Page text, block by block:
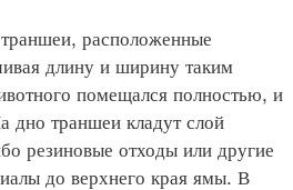
расположенные
длину и ширину таким
помещался полностью, и
дно траншеи кладут слой
резиновые отходы или другие
до верхнего края ямы. В